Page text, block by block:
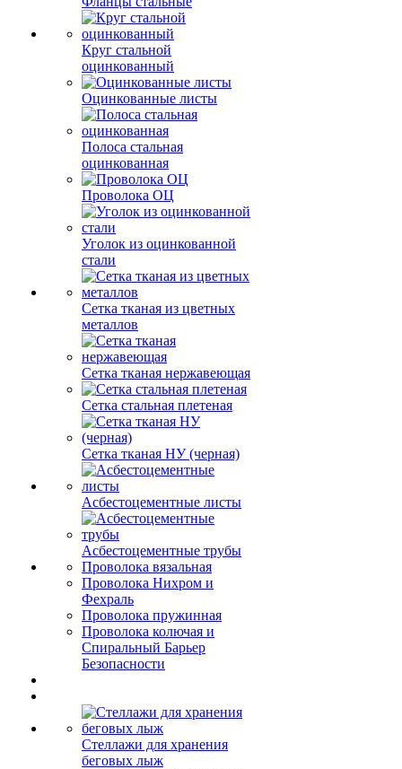
Круг стальной
оцинкованный
Оцинкованные листы
Полоса стальная
оцинкованная
Проволока ОЦ
Уголок из оцинкованной
стали
Сетка тканая из цветных
металлов
Сетка тканая нержавеющая
Сетка стальная плетеная
Сетка тканая НУ (черная)
Асбестоцементные листы
Асбестоцементные трубы
Проволока вязальная
Проволока Нихром и
Фехраль
Проволока пружинная
Проволока колючая и
Спиральный Барьер
Безопасности
Стеллажи для хранения
беговых лыж